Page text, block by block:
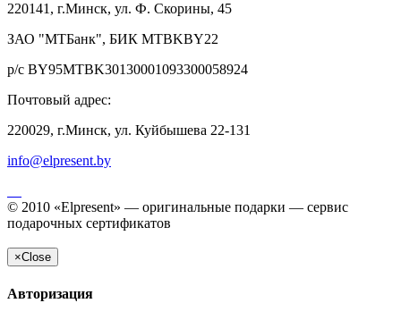
220141, г.Минск, ул. Ф. Скорины, 45
ЗАО "МТБанк", БИК MTBKBY22
р/с BY95MTBK30130001093300058924
Почтовый адрес:
220029, г.Минск, ул. Куйбышева 22-131
info@elpresent.by
© 2010 «Elpresent» — оригинальные подарки — сервис
подарочных сертификатов
×Close
Авторизация